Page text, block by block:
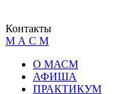
Контакты
М А С М
О МАСМ
АФИША
ПРАКТИКУМ